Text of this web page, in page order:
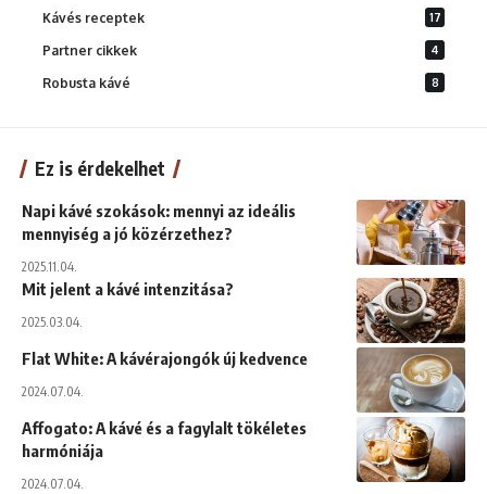
Kávés receptek 17
Partner cikkek 4
Robusta kávé 8
Ez is érdekelhet
Napi kávé szokások: mennyi az ideális
mennyiség a jó közérzethez?
2025.11.04.
Mit jelent a kávé intenzitása?
2025.03.04.
Flat White: A kávérajongók új kedvence
2024.07.04.
Affogato: A kávé és a fagylalt tökéletes
harmóniája
2024.07.04.